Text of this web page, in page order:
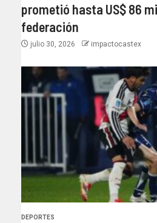
prometió hasta US$ 86
federación
julio 30, 2026 impactocastex
DEPORTES